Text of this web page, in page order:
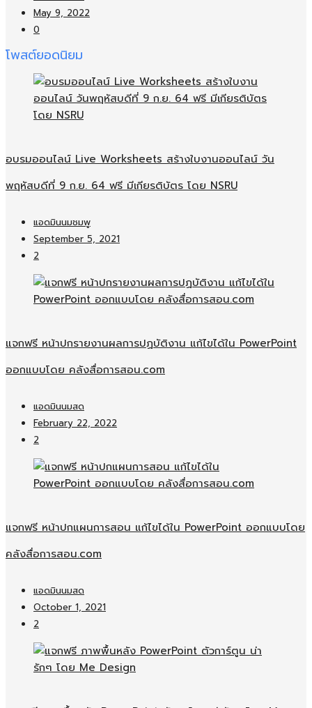
May 9, 2022
0
โพสต์ยอดนิยม
อบรมออนไลน์​ Live Worksheets สร้างใบงานออนไลน์​ วัน
พฤหัสบดีที่ 9 ก.ย. 64 ฟรี มีเกียรติบัตร โดย NSRU
แอดมินนมชมพู
September 5, 2021
2
แจกฟรี หน้าปกรายงานผลการปฏบัติงาน แก้ไขได้ใน PowerPoint
ออกแบบโดย คลังสื่อการสอน.com
แอดมินนมสด
February 22, 2022
2
แจกฟรี หน้าปกแผนการสอน แก้ไขได้ใน PowerPoint ออกแบบโดย
คลังสื่อการสอน.com
แอดมินนมสด
October 1, 2021
2